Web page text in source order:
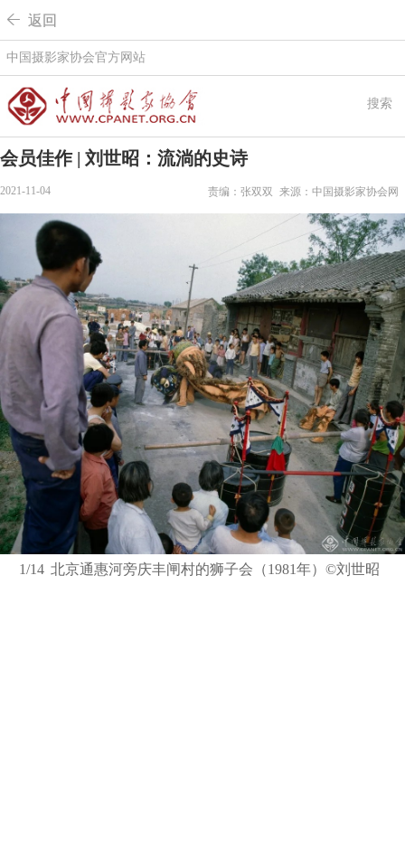
 返回
中国摄影家协会官方网站
搜索
会员佳作 | 刘世昭：流淌的史诗
2021-11-04 来源：中国摄影家协会网
责编：张双双
1/14 北京通惠河旁庆丰闸村的狮子会（1981年）©刘世昭